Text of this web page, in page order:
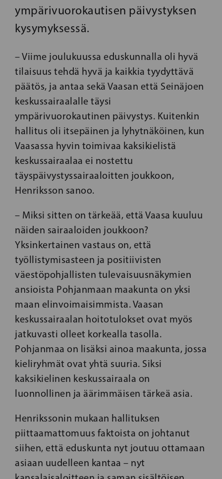
ympärivuorokautisen päivystyksen
kysymyksessä.
– Viime joulukuussa eduskunnalla oli hyvä
tilaisuus tehdä hyvä ja kaikkia tyydyttävä
päätös, ja antaa sekä Vaasan että Seinäjoen
keskussairaalalle täysi
ympärivuorokautinen päivystys. Kuitenkin
hallitus oli itsepäinen ja lyhytnäköinen, kun
Vaasassa hyvin toimivaa kaksikielistä
keskussairaalaa ei nostettu
täyspäivystyssairaaloitten joukkoon,
Henriksson sanoo.
– Miksi sitten on tärkeää, että Vaasa kuuluu
näiden sairaaloiden joukkoon?
Yksinkertainen vastaus on, että
työllistymisasteen ja positiivisten
väestöpohjallisten tulevaisuusnäkymien
ansioista Pohjanmaan maakunta on yksi
maan elinvoimaisimmista. Vaasan
keskussairaalan hoitotulokset ovat myös
jatkuvasti olleet korkealla tasolla.
Pohjanmaa on lisäksi ainoa maakunta, jossa
kieliryhmät ovat yhtä suuria. Siksi
kaksikielinen keskussairaala on
luonnollinen ja äärimmäisen tärkeä asia.
Henrikssonin mukaan hallituksen
piittaamattomuus faktoista on johtanut
siihen, että eduskunta nyt joutuu ottamaan
asiaan uudelleen kantaa – nyt